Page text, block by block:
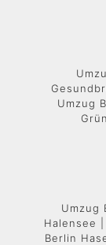
Umzug
Umzug
Halensee
Berlin